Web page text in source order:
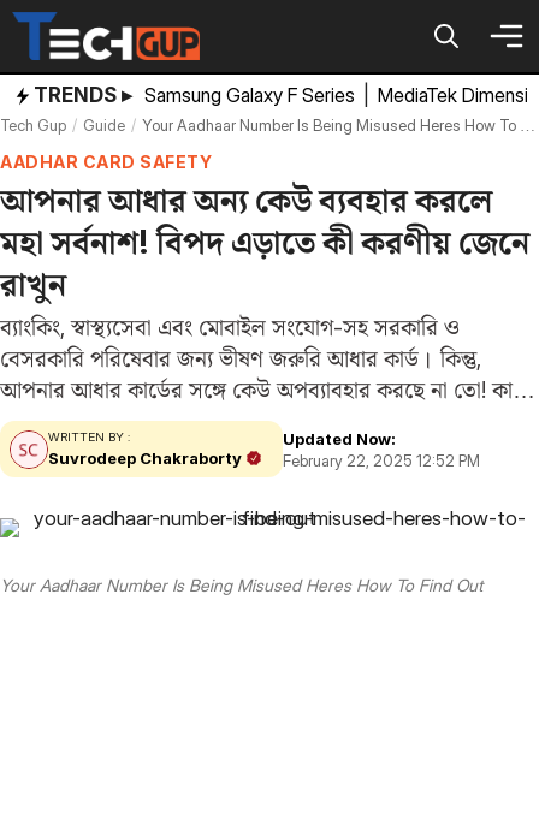
Skip
content
TRENDS ▸ Samsung Galaxy F Series MediaTek
Tech Gup Guide Your Aadhaar Number Is Being Misused Heres How To Find Out
AADHAR CARD SAFETY
আপনার আধার অন্য কেউ ব্যবহার করলে
মহা সর্বনাশ! বিপদ এড়াতে কী করণীয় জেনে
রাখুন
ব্যাংকিং, স্বাস্থ্যসেবা এবং মোবাইল সংযোগ-সহ সরকারি ও
বেসরকারি পরিষেবার জন্য ভীষণ জরুরি আধার কার্ড। কিন্তু,
আপনার আধার কার্ডের সঙ্গে কেউ অপব্যাবহার করছে না তো! কারণ
সাম্প্রতিক সময়ে এমন অনেক ঘটনা সামনে এসেছে। আধারের
অননুমোদিত ব্যবহারের ফলে কার্ডধারীর অজান্তেই ব্যাংক
অ্যাকাউন্ট…
WRITTEN BY :
Suvrodeep Chakraborty
Updated Now:
February 22, 2025 12:52 PM
Your Aadhaar Number Is Being Misused Heres How To Find Out